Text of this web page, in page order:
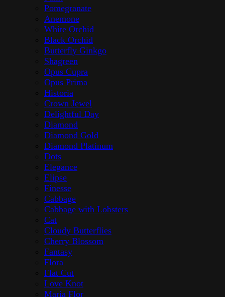
Pomegranate
Anemone
White Orchid
Black Orchid
Butterfly Ginkgo
Shagreen
Opus Cupra
Opus Prima
Historia
Crown Jewel
Delightful Day
Diamond
Diamond Gold
Diamond Platinum
Dots
Elegance
Elipse
Finesse
Cabbage
Cabbage with Lobsters
Cat
Cloudy Butterflies
Cherry Blossom
Fantasy
Flora
Flat Cut
Love Knot
Maria Flor